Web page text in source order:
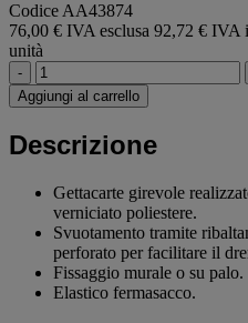
Codice AA43874
76,00 € IVA esclusa 92,72 € IVA
unità
-
Aggiungi al carrello
Descrizione
Gettacarte girevole
verniciato poliestere.
Svuotamento tramite
perforato per facilitare il
Fissaggio murale o su palo.
Elastico fermasacco.